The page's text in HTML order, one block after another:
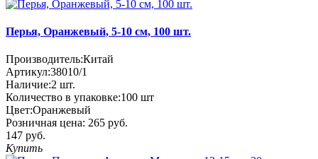
Перья, Оранжевый, 5-10 см, 100 шт.
Производитель:Китай
Артикул:38010/1
Наличие:2 шт.
Количество в упаковке:100 шт
Цвет:Оранжевый
Розничная цена: 265 руб.
147 руб.
Купить